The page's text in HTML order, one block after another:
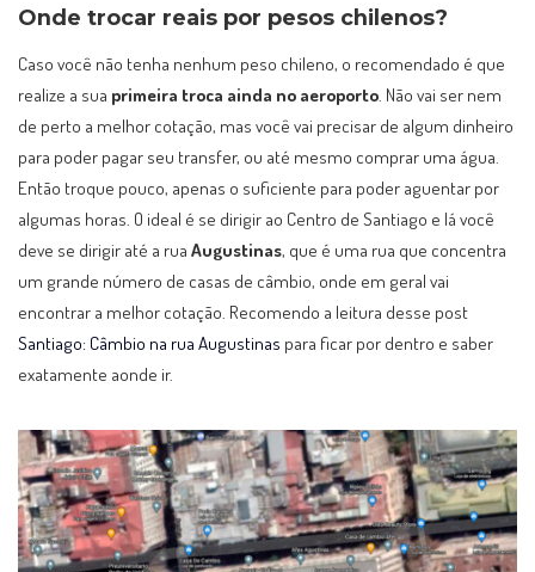
Onde trocar reais por pesos chilenos?
Caso você não tenha nenhum peso chileno, o recomendado é que
realize a sua primeira troca ainda no aeroporto . Não vai ser nem
de perto a melhor cotação, mas você vai precisar de algum dinheiro
para poder pagar seu transfer, ou até mesmo comprar uma água.
Então troque pouco, apenas o suficiente para poder aguentar por
algumas horas. O ideal é se dirigir ao Centro de Santiago e lá você
deve se dirigir até a rua Augustinas, que é uma rua que concentra
um grande número de casas de câmbio, onde em geral vai
encontrar a melhor cotação. Recomendo a leitura desse post
Santiago: Câmbio na rua Augustinas para ficar por dentro e saber
exatamente aonde ir.